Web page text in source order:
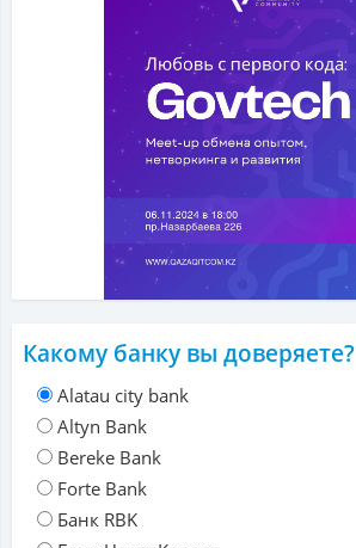
Какому банку вы доверяете?
Alatau city bank
Altyn Bank
Bereke Bank
Forte Bank
Банк RBK